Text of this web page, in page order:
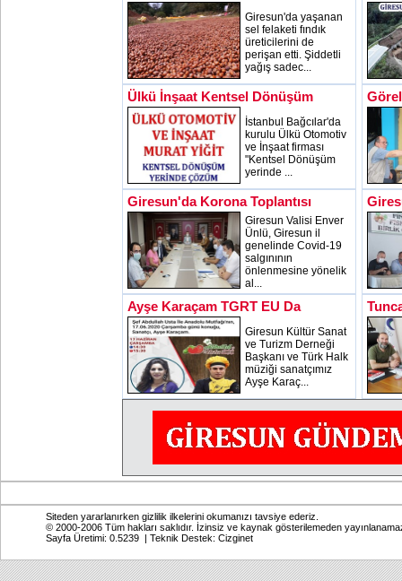
Giresun'da yaşanan
sel felaketi fındık
üreticilerini de
perişan etti. Şiddetli
yağış sadec...
Ülkü İnşaat Kentsel Dönüşüm
İstanbul Bağcılar'da
kurulu Ülkü Otomotiv
ve İnşaat firması
"Kentsel Dönüşüm
yerinde ...
Giresun'da Korona Toplantısı
Giresun Valisi Enver
Ünlü, Giresun il
genelinde Covid-19
salgınının
önlenmesine yönelik
al...
Ayşe Karaçam TGRT EU Da
Giresun Kültür Sanat
ve Turizm Derneği
Başkanı ve Türk Halk
müziği sanatçımız
Ayşe Karaç...
Siteden yararlanırken gizlilik ilkelerini okumanızı tavsiye ederiz.
© 2000-2006 Tüm hakları saklıdır. İzinsiz ve kaynak gösterilemeden
Sayfa Üretimi: 0.5239 | Teknik Destek: Cizginet